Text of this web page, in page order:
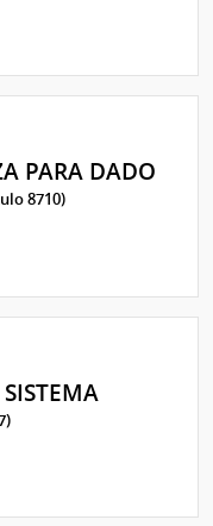
PARA DADO
8710)